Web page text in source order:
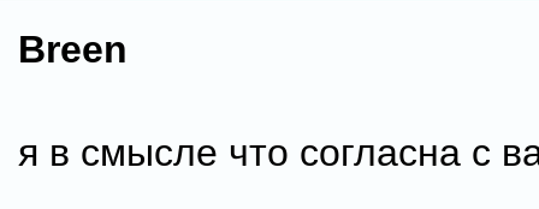
Breen
я в смысле что согласна с